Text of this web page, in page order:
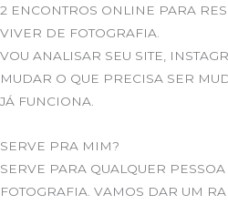
2 ENCONTROS ONLINE PARA
VIVER DE FOTOGRAFIA.
VOU ANALISAR SEU SITE,
MUDAR O QUE PRECISA SER
JÁ FUNCIONA.
SERVE PRA MIM?
SERVE PARA QUALQUER
FOTOGRAFIA. VAMOS DAR UM